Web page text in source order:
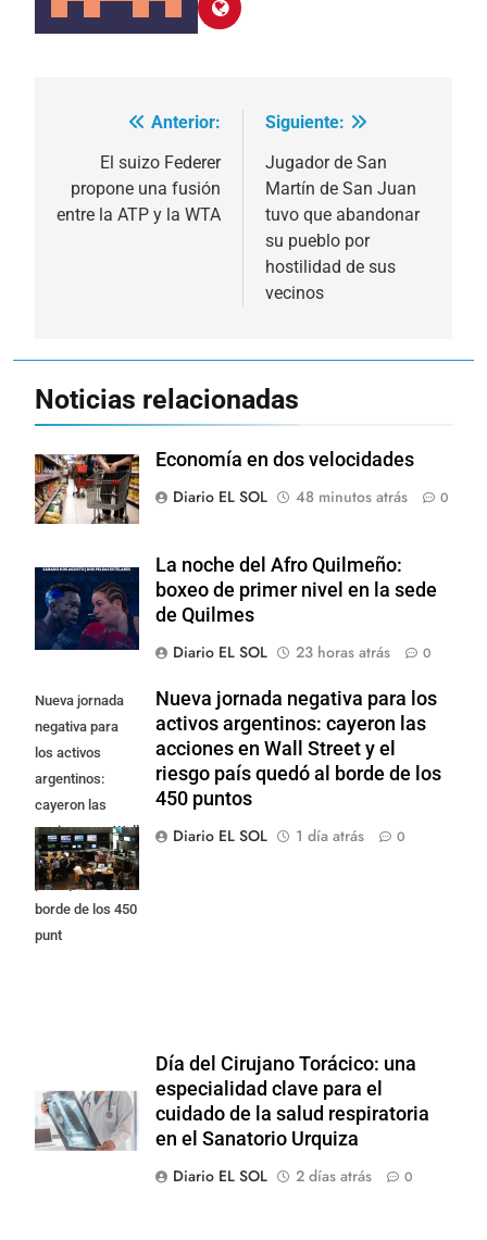
Navegación
entradas
Anterior:
El suizo Federer
propone una fusión
entre la ATP y la WTA
Siguiente:
Jugador de San
Martín de San Juan
tuvo que abandonar
su pueblo por
hostilidad de sus
vecinos
Noticias relacionadas
Economía en dos velocidades
Diario EL SOL
48 minutos atrás 0
La noche del Afro Quilmeño:
boxeo de primer nivel en la sede
de Quilmes
Diario EL SOL
23 horas atrás 0
Nueva jornada
negativa para
los activos
argentinos:
cayeron las
acciones en Wall
Street y el riesgo
país quedó al
borde de los 450
punt
Nueva jornada negativa para los
activos argentinos: cayeron las
acciones en Wall Street y el
riesgo país quedó al borde de los
450 puntos
Diario EL SOL
1 día atrás 0
Día del Cirujano Torácico: una
especialidad clave para el
cuidado de la salud respiratoria
en el Sanatorio Urquiza
Diario EL SOL
2 días atrás 0